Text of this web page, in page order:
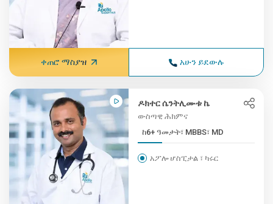
ቀጠሮ ማስያዝ አሁን ይደውሉ
ዶክተር ሴንትሊሙቱ ኬ
ውስጣዊ ሕክምና
ከ6+ ዓመታት፣ MBBS፣ MD
አፖሎ ሆስፒታል ፣ ካሩር